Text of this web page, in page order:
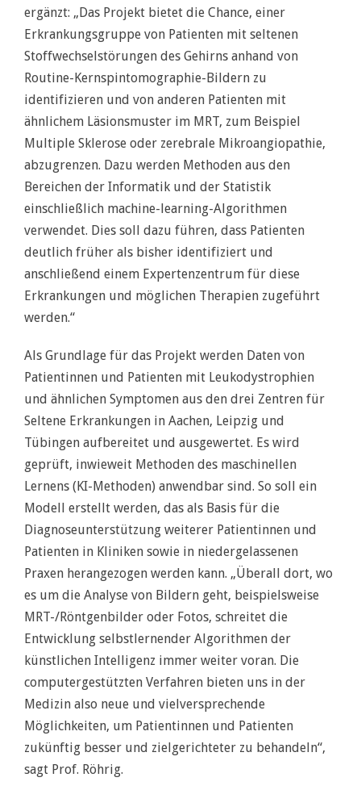
ergänzt: „Das Projekt bietet die Chance, einer
Erkrankungsgruppe von Patienten mit seltenen
Stoffwechselstörungen des Gehirns anhand von
Routine-Kernspintomographie-Bildern zu
identifizieren und von anderen Patienten mit
ähnlichem Läsionsmuster im MRT, zum Beispiel
Multiple Sklerose oder zerebrale Mikroangiopathie,
abzugrenzen. Dazu werden Methoden aus den
Bereichen der Informatik und der Statistik
einschließlich machine-learning-Algorithmen
verwendet. Dies soll dazu führen, dass Patienten
deutlich früher als bisher identifiziert und
anschließend einem Expertenzentrum für diese
Erkrankungen und möglichen Therapien zugeführt
werden.“
Als Grundlage für das Projekt werden Daten von
Patientinnen und Patienten mit Leukodystrophien
und ähnlichen Symptomen aus den drei Zentren für
Seltene Erkrankungen in Aachen, Leipzig und
Tübingen aufbereitet und ausgewertet. Es wird
geprüft, inwieweit Methoden des maschinellen
Lernens (KI-Methoden) anwendbar sind. So soll ein
Modell erstellt werden, das als Basis für die
Diagnoseunterstützung weiterer Patientinnen und
Patienten in Kliniken sowie in niedergelassenen
Praxen herangezogen werden kann. „Überall dort, wo
es um die Analyse von Bildern geht, beispielsweise
MRT-/Röntgenbilder oder Fotos, schreitet die
Entwicklung selbstlernender Algorithmen der
künstlichen Intelligenz immer weiter voran. Die
computergestützten Verfahren bieten uns in der
Medizin also neue und vielversprechende
Möglichkeiten, um Patientinnen und Patienten
zukünftig besser und zielgerichteter zu behandeln“,
sagt Prof. Röhrig.